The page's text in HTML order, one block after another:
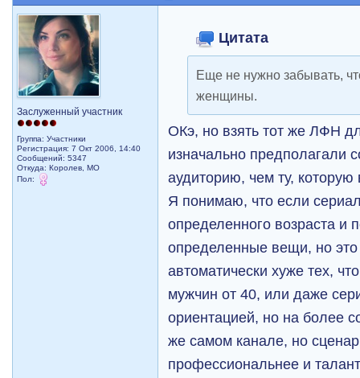
Заслуженный участник
Группа: Участники
Регистрация: 7 Окт 2006, 14:40
Сообщений: 5347
Откуда: Королев, МО
Пол:
Цитата
Еще не нужно забывать,
женщины.
ОКэ, но взять тот же ЛФН
изначально предполагали
аудиторию, чем ту, которую
Я понимаю, что если
определенного возраста и
определенные вещи, но
автоматически хуже тех,
мужчин от 40, или даже
ориентацией, но на более
же самом канале, но
профессиональнее и